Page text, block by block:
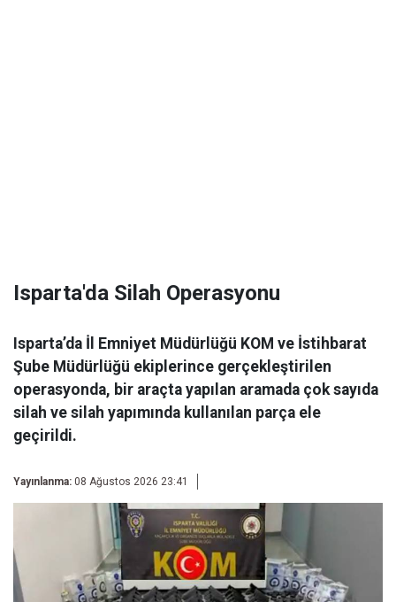
Isparta'da Silah Operasyonu
Isparta’da İl Emniyet Müdürlüğü KOM ve İstihbarat
Şube Müdürlüğü ekiplerince gerçekleştirilen
operasyonda, bir araçta yapılan aramada çok sayıda
silah ve silah yapımında kullanılan parça ele
geçirildi.
Yayınlanma: 08 Ağustos 2026 23:41